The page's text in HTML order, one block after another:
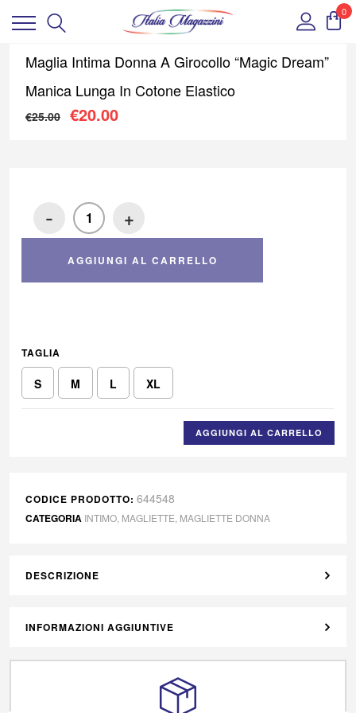
0
Maglia Intima Donna A Girocollo “Magic Dream”
Manica Lunga In Cotone Elastico
€25.00 Il prezzo originale era: €25.00.
€20.00
- +
AGGIUNGI AL CARRELLO
TAGLIA
S M L XL
AGGIUNGI AL CARRELLO
CODICE PRODOTTO: 644548
CATEGORIA INTIMO MAGLIETTE MAGLIETTE DONNA
DESCRIZIONE
INFORMAZIONI AGGIUNTIVE